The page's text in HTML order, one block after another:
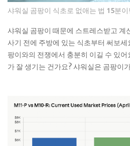
sample of non-sustainable funds
rate of fossil fuel holdings. Same
marketing. The First Trust fund's
goal to avoid or limit thermal coal
Morningstar's assessment found
practice. Meanwh...
샤워실 곰팡이 식초로 없애는 법 15분이
샤워실 곰팡이 때문에 스트레스받고 계
사기 전에 주방에 있는 식초부터 써보
팡이와의 전쟁에서 충분히 이길 수 있
가 잘 생기는 건가요? 샤워실은 곰팡이
엔 그냥 물로 씻으면 되겠지 했는데, 곰
라고요. 한 번 생기면 점점 퍼져나가는
서 나중엔 까만 선이 되고, 결국엔 넓은
팡이는 단순히 보기 싫은 것만이 아니에